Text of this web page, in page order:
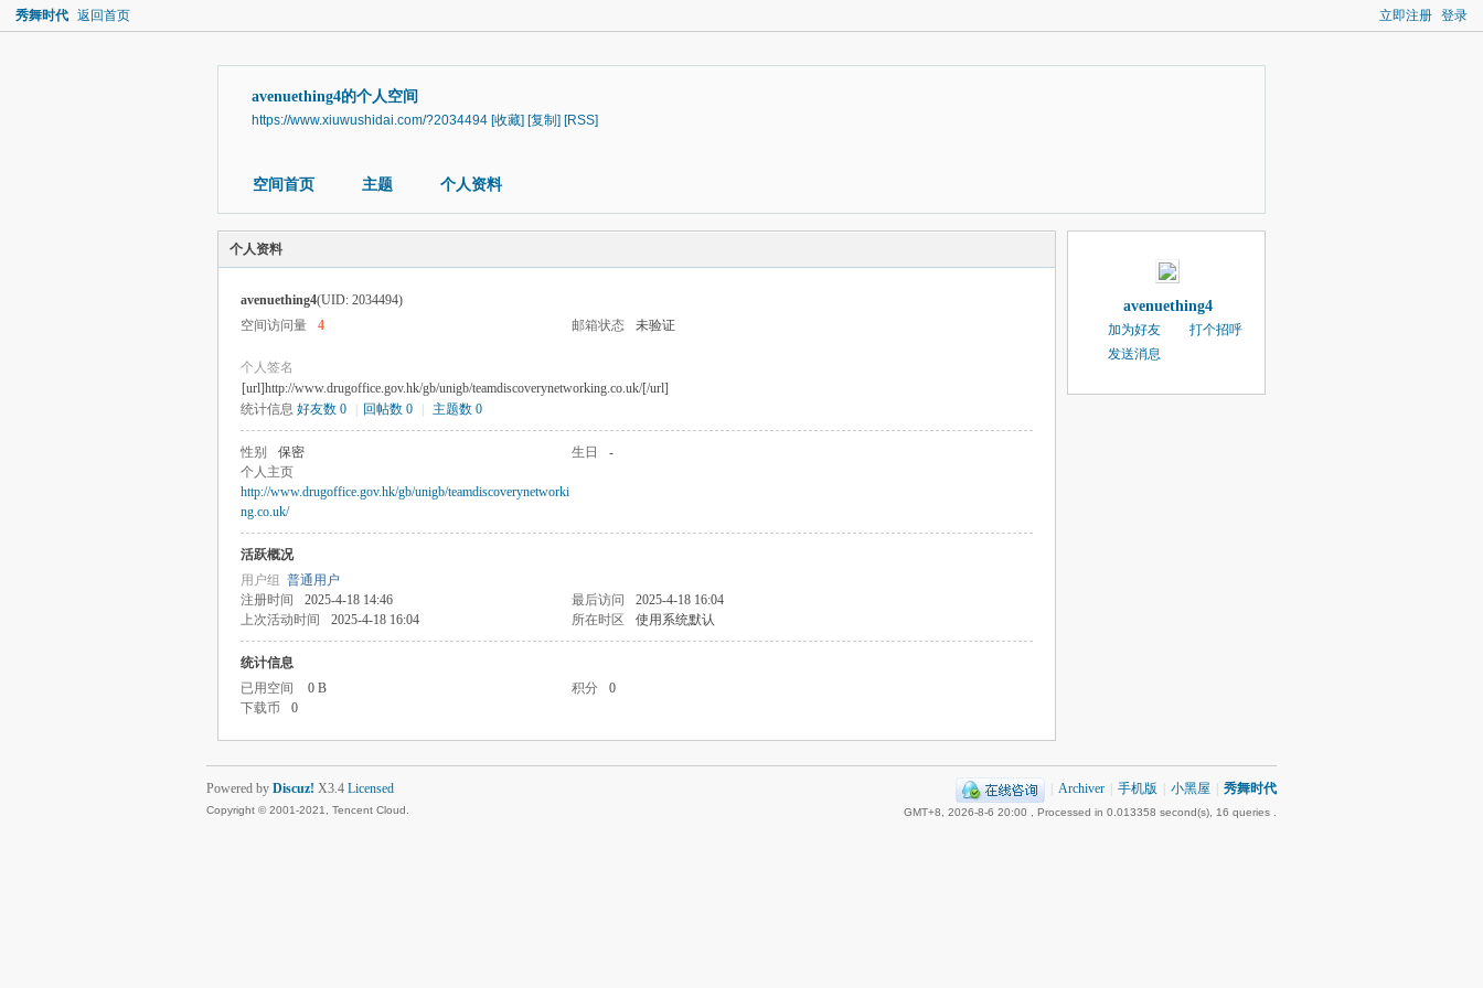
立即注册 登录
秀舞时代 返回首页
avenuething4的个人空间
https://www.xiuwushidai.com/?2034494 [收藏] [复制] [RSS]
空间首页 主题 个人资料
个人资料
avenuething4(UID: 2034494)
空间访问量
4 邮箱状态 未验证
个人签名
[url]http://www.drugoffice.gov.hk/gb/unigb/teamdiscoverynetworking.co.uk/[/url]
统计信息 好友数 0 回帖数 0 主题数 0
性别 保密 生日
-
个人主页
http://www.drugoffice.gov.hk/gb/unigb/teamdiscoverynetworki
ng.co.uk/
活跃概况
用户组 普通用户
注册时间
2025-4-18 14:46 最后访问
2025-4-18 16:04
上次活动时间
2025-4-18 16:04 所在时区 使用系统默认
统计信息
已用空间
0 B 积分
0
下载币
0
avenuething4
加为好友
打个招呼
发送消息
Archiver 手机版 小黑屋 秀舞时代
GMT+8, 2026-8-6 20:00 , Processed in 0.013358 second(s), 16 queries .
Powered by Discuz! X3.4 Licensed
Copyright © 2001-2021, Tencent Cloud.